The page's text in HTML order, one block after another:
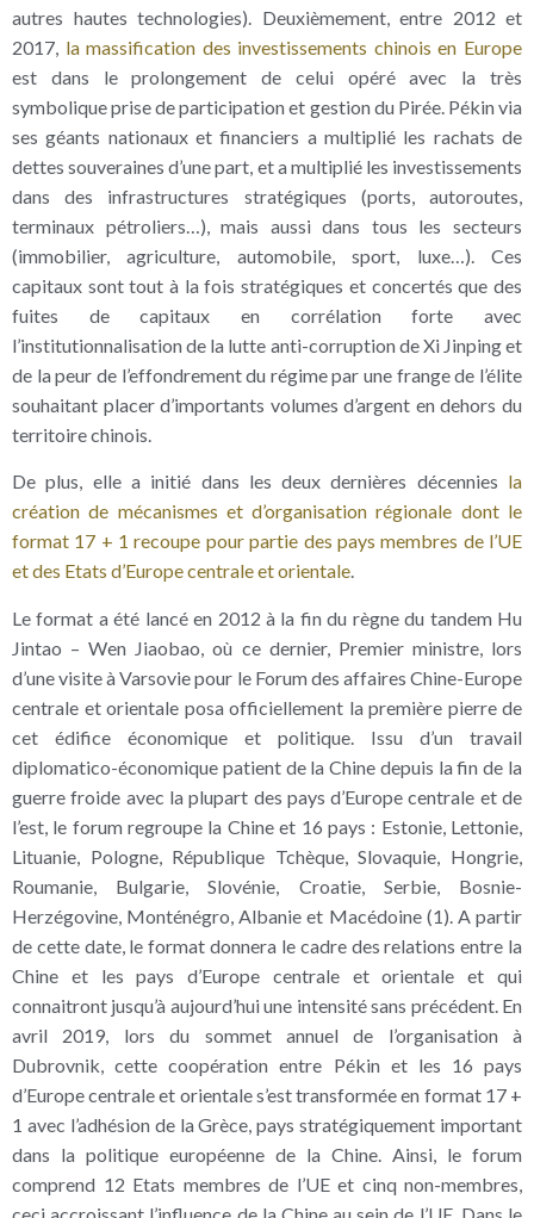
autres hautes technologies). Deuxièmement, entre 2012 et
2017, la massification des investissements chinois en Europe
est dans le prolongement de celui opéré avec la très
symbolique prise de participation et gestion du Pirée. Pékin via
ses géants nationaux et financiers a multiplié les rachats de
dettes souveraines d’une part, et a multiplié les investissements
dans des infrastructures stratégiques (ports, autoroutes,
terminaux pétroliers…), mais aussi dans tous les secteurs
(immobilier, agriculture, automobile, sport, luxe…). Ces
capitaux sont tout à la fois stratégiques et concertés que des
fuites de capitaux en corrélation forte avec
l’institutionnalisation de la lutte anti-corruption de Xi Jinping et
de la peur de l’effondrement du régime par une frange de l’élite
souhaitant placer d’importants volumes d’argent en dehors du
territoire chinois.
De plus, elle a initié dans les deux dernières décennies la
création de mécanismes et d’organisation régionale dont le
format 17 + 1 recoupe pour partie des pays membres de l’UE
et des Etats d’Europe centrale et orientale.
Le format a été lancé en 2012 à la fin du règne du tandem Hu
Jintao – Wen Jiaobao, où ce dernier, Premier ministre, lors
d’une visite à Varsovie pour le Forum des affaires Chine-Europe
centrale et orientale posa officiellement la première pierre de
cet édifice économique et politique. Issu d’un travail
diplomatico-économique patient de la Chine depuis la fin de la
guerre froide avec la plupart des pays d’Europe centrale et de
l’est, le forum regroupe la Chine et 16 pays : Estonie, Lettonie,
Lituanie, Pologne, République Tchèque, Slovaquie, Hongrie,
Roumanie, Bulgarie, Slovénie, Croatie, Serbie, Bosnie-
Herzégovine, Monténégro, Albanie et Macédoine (1). A partir
de cette date, le format donnera le cadre des relations entre la
Chine et les pays d’Europe centrale et orientale et qui
connaitront jusqu’à aujourd’hui une intensité sans précédent. En
avril 2019, lors du sommet annuel de l’organisation à
Dubrovnik, cette coopération entre Pékin et les 16 pays
d’Europe centrale et orientale s’est transformée en format 17 +
1 avec l’adhésion de la Grèce, pays stratégiquement important
dans la politique européenne de la Chine. Ainsi, le forum
comprend 12 Etats membres de l’UE et cinq non-membres,
ceci accroissant l’influence de la Chine au sein de l’UE. Dans le